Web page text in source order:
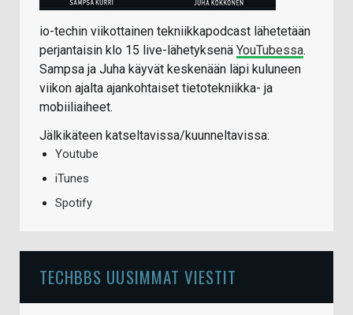
io-techin viikottainen tekniikkapodcast lähetetään
perjantaisin klo 15 live-lähetyksenä YouTubessa.
Sampsa ja Juha käyvät keskenään läpi kuluneen
viikon ajalta ajankohtaiset tietotekniikka- ja
mobiiliaiheet.
Jälkikäteen katseltavissa/kuunneltavissa:
Youtube
iTunes
Spotify
TECHBBS UUSIMMAT VIESTIT